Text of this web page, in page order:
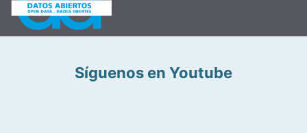
Síguenos en Youtube